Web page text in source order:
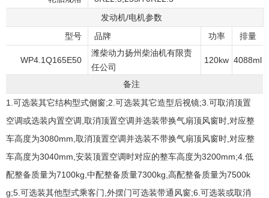
发动机/电机参数
型号
品牌 功率 排量
WP4.1Q165E50
潍柴动力扬州柴油机有限责
任公司
120kw 4088ml
备注
1.可选装其它结构型式侧窗;2.可选装其它造型后视镜;3.可取消顶置
空调或选装内置空调,取消顶置空调并选装带换气扇顶风窗时,对应整
车高度为3080mm,取消顶置空调并选装不带换气扇顶风窗时,对应整
车高度为3040mm,安装顶置空调时对应的整车高度为3200mm;4.低
配整备质量为7100kg,中配整备质量7300kg,高配整备质量为7500k
g;5.可选装其他型式乘客门,外摆门可选装带通风窗;6.可选装或取消